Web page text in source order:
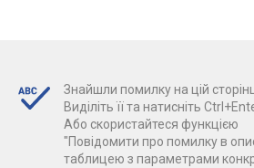
Знайшли помилку на цій
Виділіть її та натисніть
Або скористайтеся функцією
"Повідомити про помилку в
таблицею з параметрами